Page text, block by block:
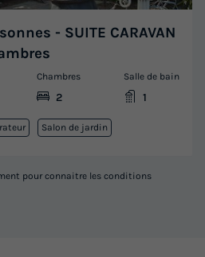
- SUITE CARAVAN
Chambres
2
Salle de bain
1
Salon de jardin
pour connaitre les conditions